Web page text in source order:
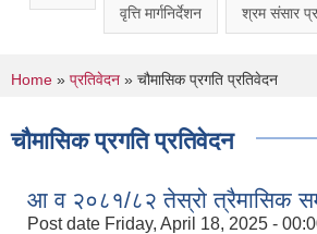
वृत्ति मार्गनिर्देशन श्रम संसार
You are here
Home » प्रतिवेदन » चौमासिक प्रगति प्रतिवेदन
चौमासिक प्रगति प्रतिवेदन
आ व २०८१/८२ तेस्रो त्रैमासिक
Post date Friday, April 18, 2025 -